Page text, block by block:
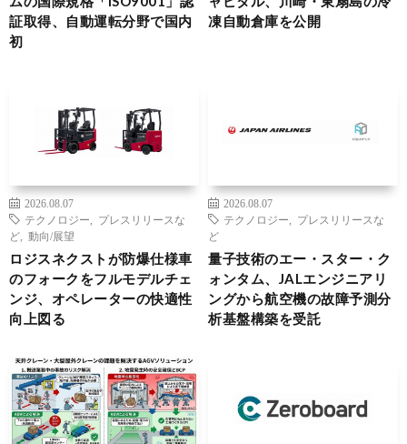
証取得、自動運転分野で国内
初
凍自動倉庫を公開
2026.08.07
テクノロジー
プレスリリースな
ど
動向/展望
ロジスネクストが防爆仕様車
のフォークをフルモデルチェ
ンジ、オペレーターの快適性
向上図る
2026.08.07
テクノロジー
プレスリリースな
ど
量子技術のエー・スター・ク
ォンタム、JALエンジニアリ
ングから航空機の故障予測分
析基盤構築を受託